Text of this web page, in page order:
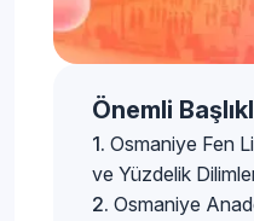
Önemli
Osmaniye Fen
ve Yüzdelik
Osmaniye